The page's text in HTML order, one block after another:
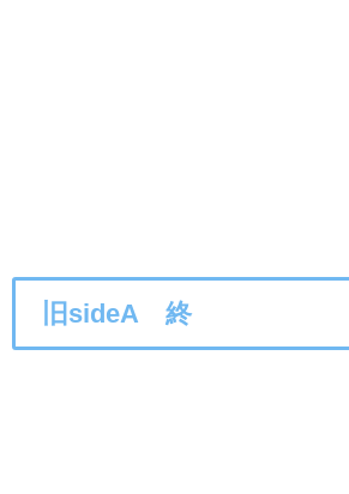
旧sideA 終